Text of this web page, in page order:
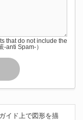
that do not include the
anti Spam-）
イド上で図形を描